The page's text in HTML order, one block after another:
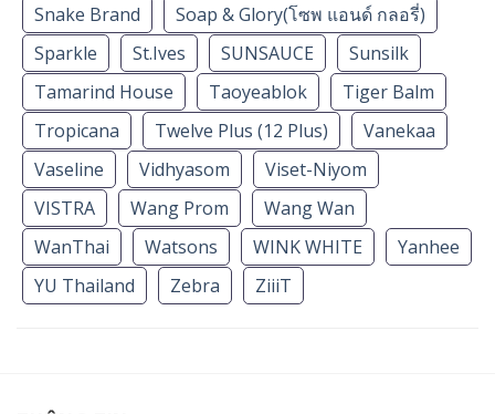
Snake Brand
Soap & Glory(โซพ แอนด์ กลอรี่)
Sparkle
St.Ives SUNSAUCE
Sunsilk
Tamarind House
Taoyeablok
Tiger Balm
Tropicana
Twelve Plus (12 Plus)
Vanekaa
Vaseline
Vidhyasom
Viset-Niyom
VISTRA
Wang Prom
Wang Wan
WanThai
Watsons WINK WHITE
Yanhee
YU Thailand
Zebra ZiiiT